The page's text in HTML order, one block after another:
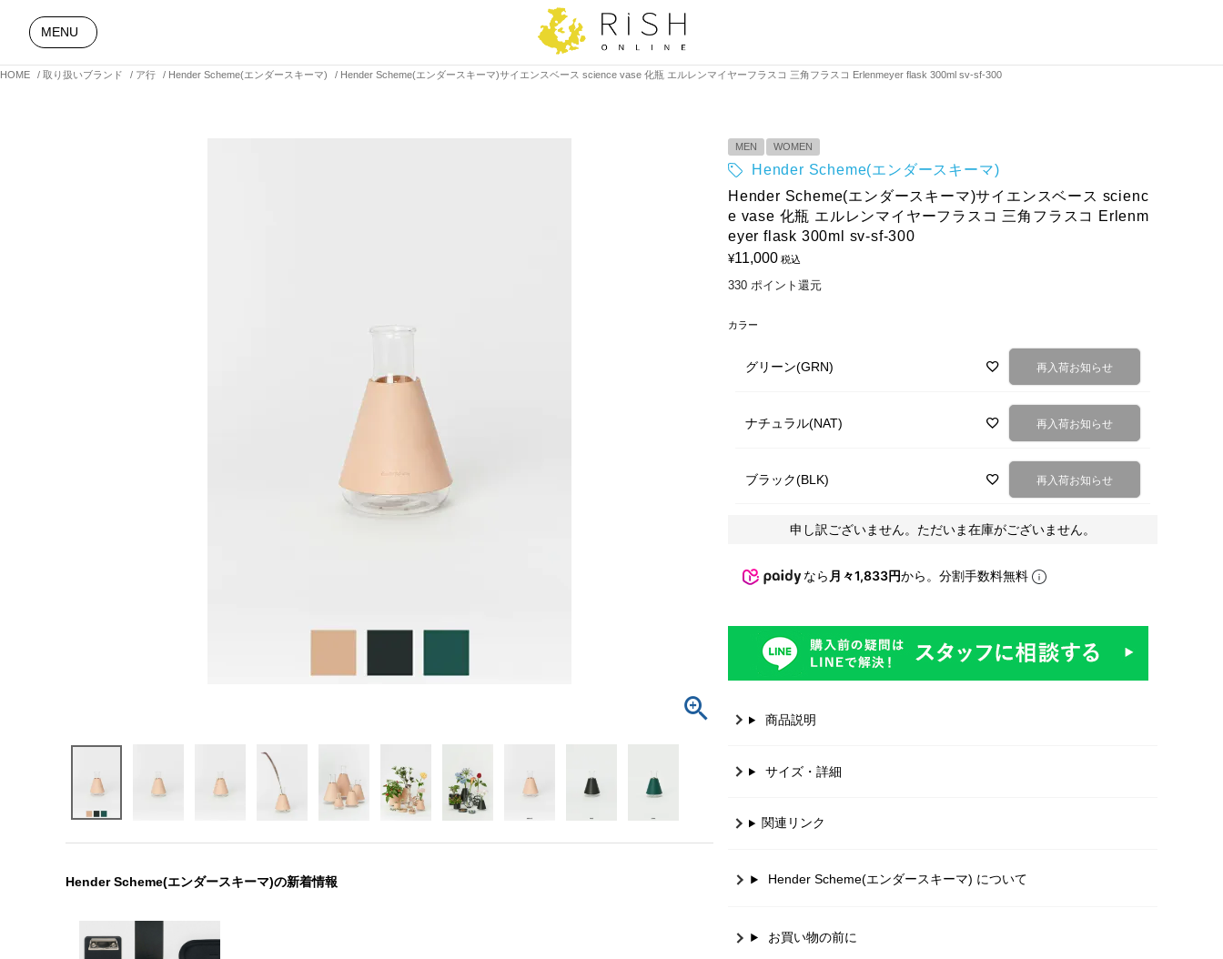
HOME 取り扱いブランド ア行 Hender Scheme(エンダースキーマ) Hender Scheme(エンダースキーマ)サイエンスベース science vase 化瓶 エルレンマイヤーフラスコ 三角フラスコ Erlenmeyer flask 300ml sv-sf-300
MENU
Hender Scheme(エンダースキーマ)の新着情報
MEN WOMEN
Hender Scheme(エンダースキーマ)
Hender Scheme(エンダースキーマ)サイエンスベース scienc
e vase 化瓶 エルレンマイヤーフラスコ 三角フラスコ Erlenm
eyer flask 300ml sv-sf-300
¥11,000 税込
330 ポイント還元
カラー
グリーン(GRN) 再入荷お知らせ
ナチュラル(NAT) 再入荷お知らせ
ブラック(BLK) 再入荷お知らせ
申し訳ございません。ただいま在庫がございません。
なら 月々1,833円から。分割手数料無料
商品説明
サイズ・詳細
関連リンク
Hender Scheme(エンダースキーマ) について
お買い物の前に